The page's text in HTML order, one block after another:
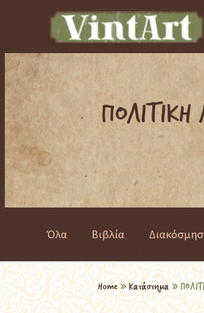
Όλα Βιβλία
Home»Κατάστημα»